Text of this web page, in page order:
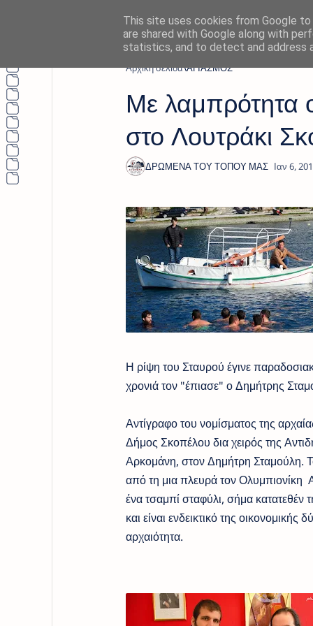
Αρχική σελίδα ΑΓΙΑΣΜΟΣ
Με λαμπρότητα
στο Λουτράκι
Η ρίψη του Σταυρού έγινε
χρονιά τον "έπιασε" ο Δημήτρης
Αντίγραφο του νομίσματος της
Δήμος Σκοπέλου δια χειρός της
Αρκομάνη, στον Δημήτρη Σταμούλη.
από τη μια πλευρά τον
ένα τσαμπί σταφύλι, σήμα κατατεθέν
και είναι ενδεικτικό της
αρχαιότητα.
This site uses cookies from Google
are shared with Google along with
statistics, and to detect and address